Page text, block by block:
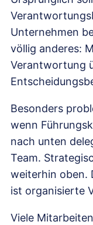
Unternehmen
völlig anderes:
Verantwortung
Besonders
wenn
nach unten
Team.
weiterhin oben.
ist organisierte
Viele